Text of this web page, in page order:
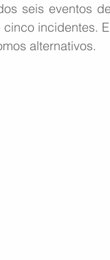
seis eventos de
incidentes.
alternativos.